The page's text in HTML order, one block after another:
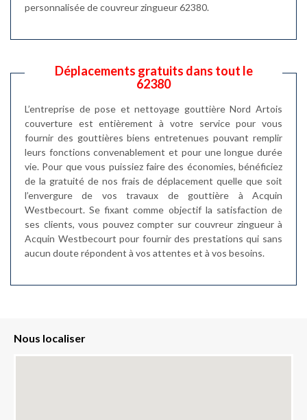
personnalisée de couvreur zingueur 62380.
Déplacements gratuits dans tout le
62380
L’entreprise de pose et nettoyage gouttière Nord Artois
couverture est entièrement à votre service pour vous
fournir des gouttières biens entretenues pouvant remplir
leurs fonctions convenablement et pour une longue durée
vie. Pour que vous puissiez faire des économies, bénéficiez
de la gratuité de nos frais de déplacement quelle que soit
l’envergure de vos travaux de gouttière à Acquin
Westbecourt. Se fixant comme objectif la satisfaction de
ses clients, vous pouvez compter sur couvreur zingueur à
Acquin Westbecourt pour fournir des prestations qui sans
aucun doute répondent à vos attentes et à vos besoins.
Nous localiser